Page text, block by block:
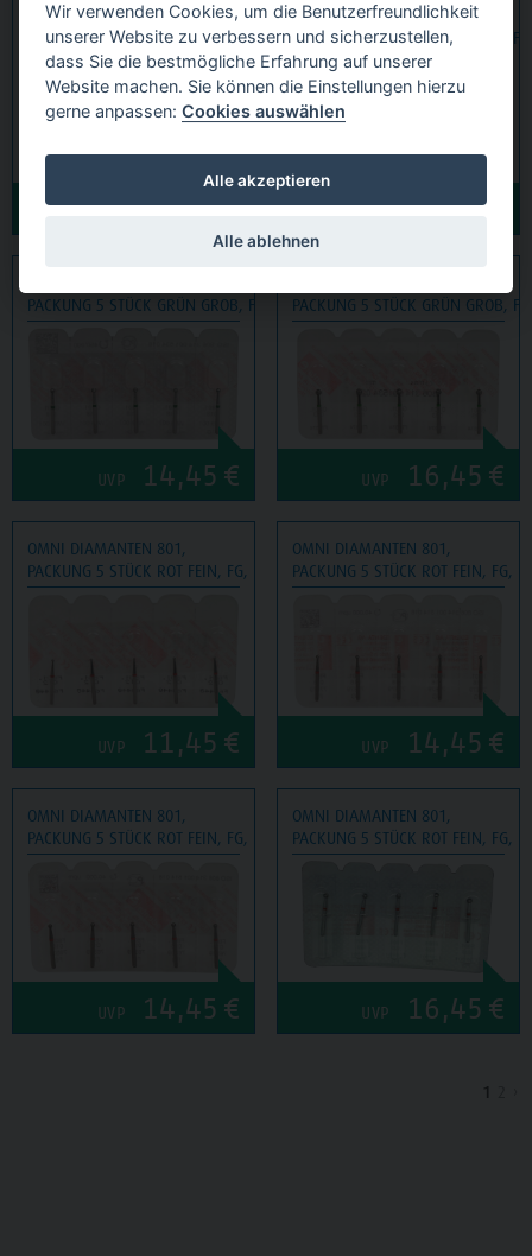
OMNI DIAMANTEN 801,
PACKUNG 5 STÜCK GRÜN GROB, FG, FIGUR 001 KUGEL, ISO 014
11,45€
OMNI DIAMANTEN 801,
PACKUNG 5 STÜCK GRÜN GROB,
14,45
PACKUNG 5 STÜCK GRÜN GROB, FG, FIGUR 001 KUGEL, ISO 018
UVP 14,45 €
PACKUNG 5 STÜCK GRÜN GROB,
UVP 16,45 €
OMNI DIAMANTEN 801,
PACKUNG 5 STÜCK ROT FEIN, FG, FIGUR 001 KUGEL, ISO 012
UVP 11,45 €
OMNI DIAMANTEN 801,
PACKUNG 5 STÜCK ROT FEIN, FG,
UVP 14,45 €
OMNI DIAMANTEN 801,
PACKUNG 5 STÜCK ROT FEIN, FG, FIGUR 001 KUGEL, ISO 018
UVP 14,45 €
OMNI DIAMANTEN 801,
PACKUNG 5 STÜCK ROT FEIN, FG,
UVP 16,45 €
1
Wir verwenden Cookies, um die Benutzerfreundlichkeit
unserer Website zu verbessern und sicherzustellen,
dass Sie die bestmögliche Erfahrung auf unserer
Website machen. Sie können die Einstellungen hierzu
gerne anpassen:Cookies auswählen
Alle akzeptieren
Alle ablehnen